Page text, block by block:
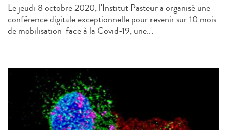
Le jeudi 8 octobre 2020, l'Institut Pasteur a organisé une
conférence digitale exceptionnelle pour revenir sur 10 mois
de mobilisation face à la Covid-19, une...